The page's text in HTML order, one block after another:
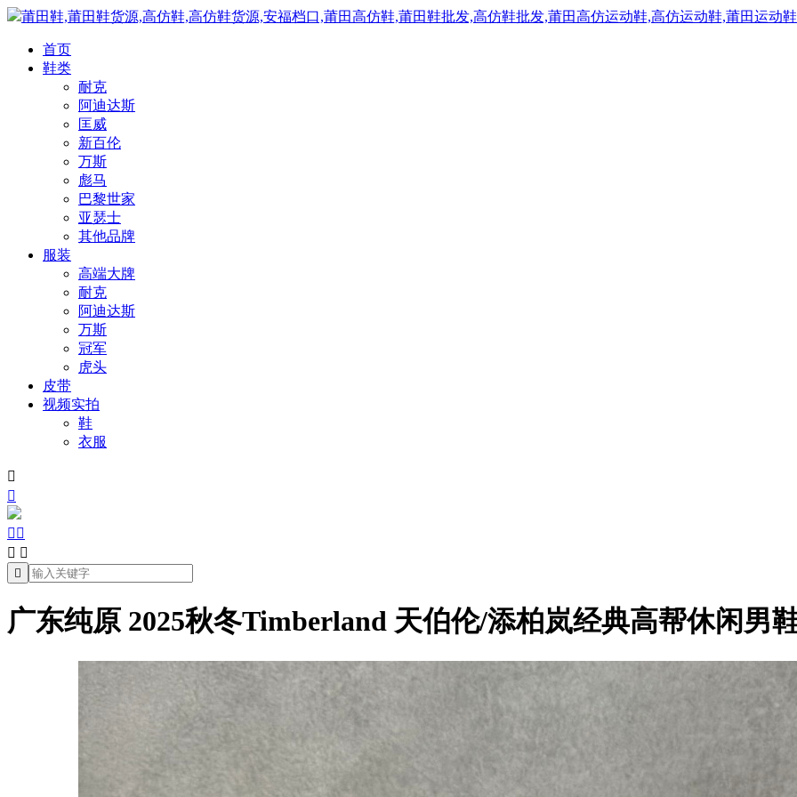
莆田鞋,莆田鞋货源,高仿鞋,高仿鞋货源,安福档口,莆田高仿鞋,莆田鞋批发,高仿鞋批发,莆田高仿运动鞋,高仿运动鞋,莆田运动鞋
首页
鞋类
耐克
阿迪达斯
匡威
新百伦
万斯
彪马
巴黎世家
亚瑟士
其他品牌
服装
高端大牌
耐克
阿迪达斯
万斯
冠军
虎头
皮带
视频实拍
鞋
衣服


 
 

广东纯原 2025秋冬Timberland 天伯伦/添柏岚经典高帮休闲男